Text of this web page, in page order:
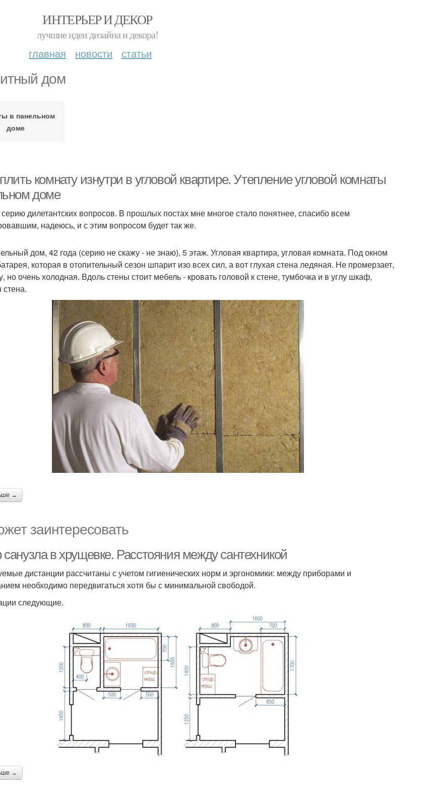
ИНТЕРЬЕР И ДЕКОР
лучшие идеи дизайна и декора!
главная новости статьи
дом
в панельном
доме
комнату изнутри в угловой квартире. Утепление угловой комнаты
доме
дилетантских вопросов. В прошлых постах мне многое стало понятнее, спасибо всем
надеюсь, и с этим вопросом будет так же.
дом, 42 года (серию не скажу - не знаю), 5 этаж. Угловая квартира, угловая комната. Под окном
которая в отопительный сезон шпарит изо всех сил, а вот глухая стена ледяная. Не промерзает,
но очень холодная. Вдоль стены стоит мебель - кровать головой к стене, тумбочка и в углу шкаф,
стена.
→
заинтересовать
в хрущевке. Расстояния между сантехникой
дистанции рассчитаны с учетом гигиенических норм и эргономики: между приборами и
необходимо передвигаться хотя бы с минимальной свободой.
следующие.
→